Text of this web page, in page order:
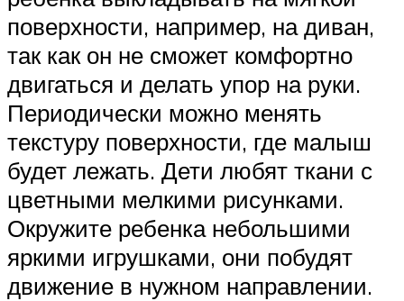
поверхности, например, на диван,
так как он не сможет комфортно
двигаться и делать упор на руки.
Периодически можно менять
текстуру поверхности, где малыш
будет лежать. Дети любят ткани с
цветными мелкими рисунками.
Окружите ребенка небольшими
яркими игрушками, они побудят
движение в нужном направлении.